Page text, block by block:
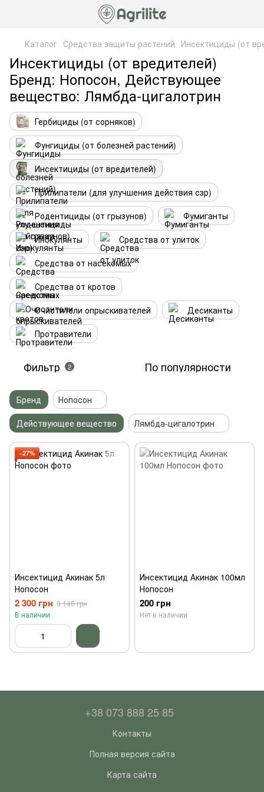
Каталог Средства защиты растений Инсектициды (от
Инсектициды (от вредителей)
Бренд: Нопосон, Действующее
вещество: Лямбда-цигалотрин
Гербициды (от сорняков)
Фунгициды (от болезней растений)
Инсектициды (от вредителей)
Прилипатели (для улучшения действия сзр)
Родентициды (от грызунов)
Фумиганты
Инокулянты
Средства от улиток
Средства от насекомых
Средства от кротов
Очистители опрыскивателей
Десиканты
Протравители
Фильтр 2 По популярности
Бренд
Нопосон
Действующее вещество
Лямбда-цигалотрин
−27%
Инсектицид Акинак 5л
Нопосон
2 300 грн 3 146 грн
В наличии
Инсектицид Акинак 100мл
Нопосон
200 грн
Нет в наличии
+38 073 888 25 85
Контакты
Полная версия сайта
Карта сайта